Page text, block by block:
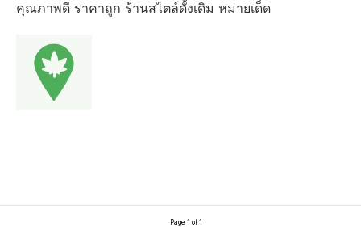
คุณภาพดี ราคาถูก ร้านสไตล์ดั้งเดิม หมายเด็ด
Page 1 of 1